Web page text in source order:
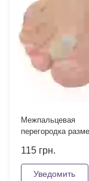
Межпальцевая
перегородка
115 грн.
Уведомить